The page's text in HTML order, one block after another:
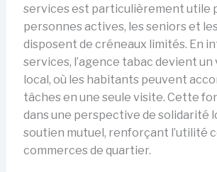
services est particulièrement utile
personnes actives, les seniors et
disposent de créneaux limités. En
services, l’agence tabac devient
local, où les habitants peuvent
tâches en une seule visite. Cette
dans une perspective de solidarité
soutien mutuel, renforçant l’utilité
commerces de quartier.